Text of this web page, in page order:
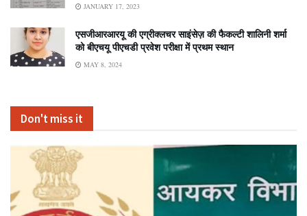
JANUARY 17, 2023
एसजीआरआरयू की एग्रीक्लचर साइंसेज़ की फैकल्टी शालिनी शर्मा
को बीएचयू पीएचडी प्रवेश परीक्षा में प्रथम स्थान
MAY 8, 2024
Don't miss it